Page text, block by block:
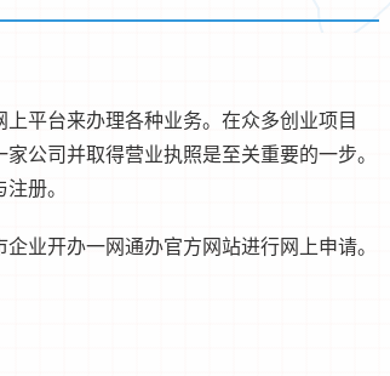
平台来办理各种业务。在众多创业项目
公司并取得营业执照是至关重要的一步。
册。
企业开办一网通办官方网站进行网上申请。